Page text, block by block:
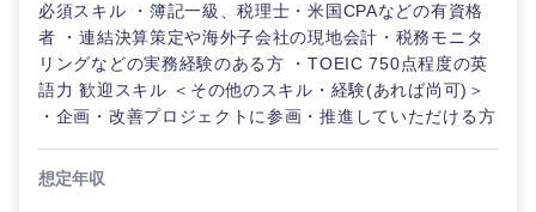
メディカ
ル
不動産専
門職
建設・施
エンターテイメント
法律・特許事務所・監査法人
必須スキル ・簿記一級、税理士・米国CPAなどの有資格
者 ・連結決算策定や海外子会社の現地会計・税務モニタ
リングなどの実務経験のある方 ・TOEIC 750点程度の英
語力 歓迎スキル ＜その他のスキル・経験(あれば尚可)＞
・企画・改善プロジェクトに参画・推進していただける方
想定年収